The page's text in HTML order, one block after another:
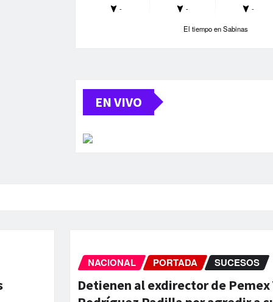
-
-
-
El tiempo en Sabinas
EN VIVO
INTERNACIONAL PORTADA
Aumentan a 589 los